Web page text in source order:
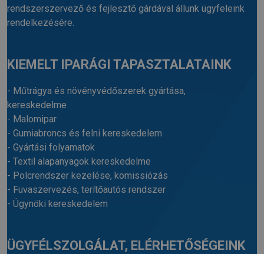
rendszerszervező és fejlesztő gárdával állunk ügyfeleink
rendelkezésére.
KIEMELT IPARÁGI TAPASZTALATAINK
- Műtrágya és növényvédőszerek gyártása,
kereskedelme
- Malomipar
- Gumiabroncs és felni kereskedelem
- Gyártási folyamatok
- Textil alapanyagok kereskedelme
- Polcrendszer kezelése, komissiózás
- Fuvaszervezés, terítőautós rendszer
- Ügynöki kereskedelem
ÜGYFÉLSZOLGÁLAT, ELÉRHETŐSÉGEINK